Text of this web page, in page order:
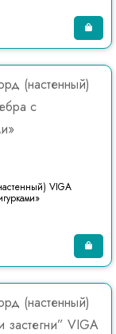
VIGA